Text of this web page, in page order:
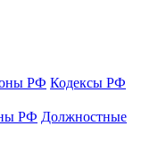
РФ Кодексы РФ
РФ Должностные